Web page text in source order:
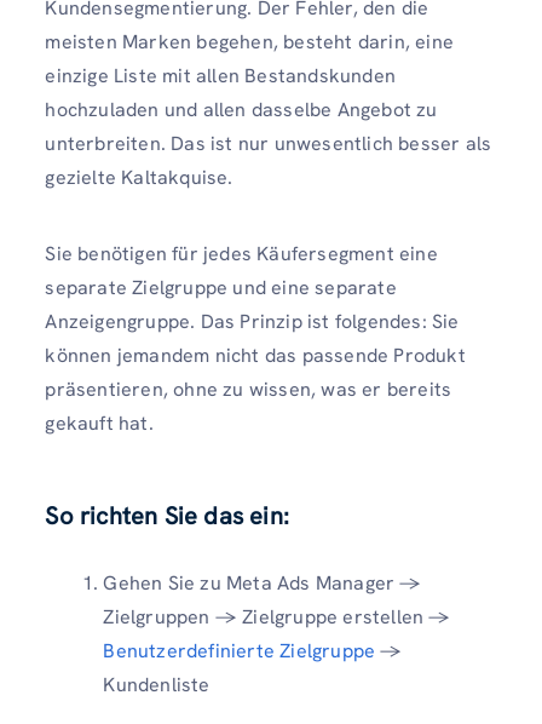
Kundensegmentierung. Der Fehler, den die
meisten Marken begehen, besteht darin, eine
einzige Liste mit allen Bestandskunden
hochzuladen und allen dasselbe Angebot zu
unterbreiten. Das ist nur unwesentlich besser als
gezielte Kaltakquise.
Sie benötigen für jedes Käufersegment eine
separate Zielgruppe und eine separate
Anzeigengruppe. Das Prinzip ist folgendes: Sie
können jemandem nicht das passende Produkt
präsentieren, ohne zu wissen, was er bereits
gekauft hat.
So richten Sie das ein:
Gehen Sie zu Meta Ads Manager →
Zielgruppen → Zielgruppe erstellen →
Benutzerdefinierte Zielgruppe →
Kundenliste